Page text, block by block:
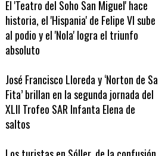
El 'Teatro del Soho San Miguel' hace
historia, el 'Hispania' de Felipe VI sube
al podio y el 'Nola' logra el triunfo
absoluto
José Francisco Lloreda y ‘Norton de Sa
Fita’ brillan en la segunda jornada del
XLII Trofeo SAR Infanta Elena de
saltos